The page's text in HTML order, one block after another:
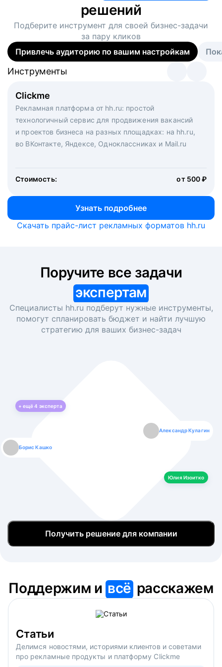
решений
Подберите инструмент для своей бизнес-задачи
за пару кликов
Привлечь аудиторию по вашим настройкам
Clickme
Рекламная платформа от hh.ru: простой
технологичный сервис для продвижения вакансий
и проектов бизнеса на разных площадках: на hh.ru,
во ВКонтакте, Яндексе, Одноклассниках и Mail.ru
Стоимость: от 500 ₽
Узнать подробнее
Инструменты
Вакансия дня
Рекламный формат для вакансий на главной странице
hh.ru. Увеличивает количество откликов
Инструменты
Массовый подбор под ключ. Решите, сколько
кандидатов и когда вам нужно, и за дело возьмутся
маркетологи, рекрутеры и проектные менеджеры
hh.ru с целым набором digital-инструментов
Инструменты
Скачать прайс-лист рекламных форматов hh.ru
экспертам
Специалисты hh.ru подберут нужные инструменты,
помогут спланировать бюджет и найти лучшую
стратегию для ваших бизнес-задач
+ ещё4 эксперта
Борис Кашко
Александр Кулагин
Юлия Изоитко
Юлия Изоитко
Даниил Макаров
Александр Кулагин
Екатерина Лазаренко
Даниил Макаров
Борис Кашко
Екатерина Лазаренко
Юлия Изоитко
Получить решение для компании
Поддержим ивсё расскажем
Статьи
Делимся новостями, историями клиентов и советами
про рекламные продукты и платформу Clickme